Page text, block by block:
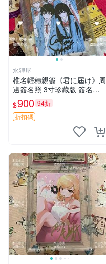
水狸屋
椎名輕穗親簽《君に屆け》周
邊簽名照 3寸珍藏版 簽名保
真 收藏推薦 周邊 照片 現象
法
$900 94折
折扣碼